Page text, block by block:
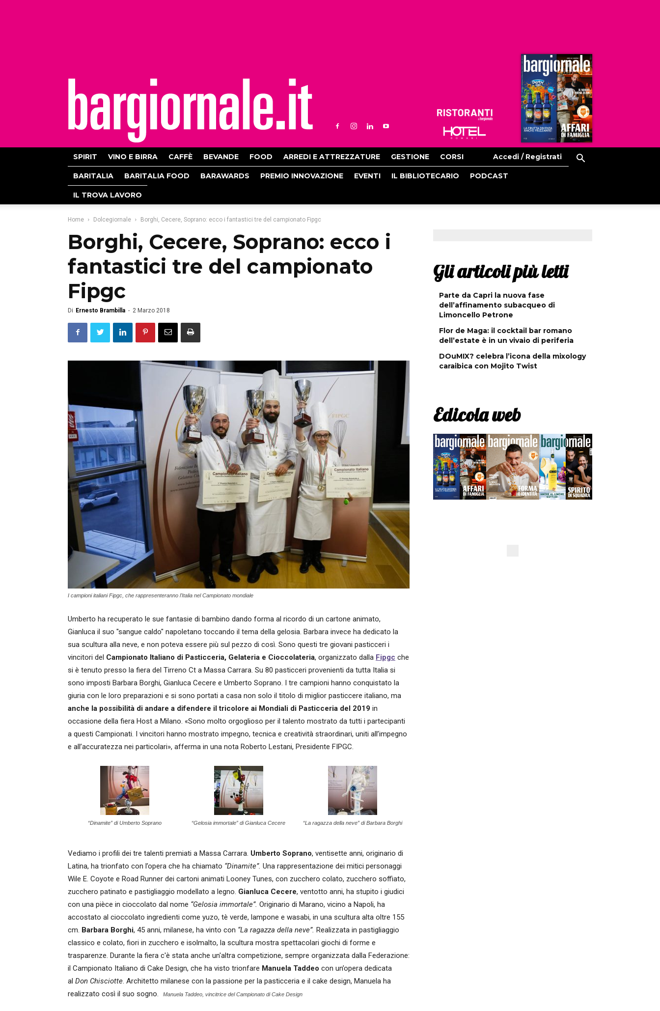
Ristoranti
Hoteldomani
SPIRIT VINO E BIRRA CAFFÈ BEVANDE FOOD ARREDI E ATTREZZATURE GESTIONE CORSI Accedi / Registrati
BARITALIA BARITALIA FOOD BARAWARDS PREMIO INNOVAZIONE EVENTI IL BIBLIOTECARIO PODCAST
IL TROVA LAVORO
Home Dolcegiornale Borghi, Cecere, Soprano: ecco i fantastici tre del campionato Fipgc
Borghi, Cecere, Soprano: ecco i
fantastici tre del campionato
Fipgc
Di Ernesto Brambilla - 2 Marzo 2018
I campioni italiani Fipgc, che rappresenteranno l'Italia nel Campionato mondiale
Umberto ha recuperato le sue fantasie di bambino dando forma al ricordo di un cartone animato,
Gianluca il suo "sangue caldo" napoletano toccando il tema della gelosia. Barbara invece ha dedicato la
sua scultura alla neve, e non poteva essere più sul pezzo di così. Sono questi tre giovani pasticceri i
vincitori del Campionato Italiano di Pasticceria, Gelateria e Cioccolateria, organizzato dalla Fipgc che
si è tenuto presso la fiera del Tirreno Ct a Massa Carrara. Su 80 pasticceri provenienti da tutta Italia si
sono imposti Barbara Borghi, Gianluca Cecere e Umberto Soprano. I tre campioni hanno conquistato la
giuria con le loro preparazioni e si sono portati a casa non solo il titolo di miglior pasticcere italiano, ma
anche la possibilità di andare a difendere il tricolore ai Mondiali di Pasticceria del 2019 in
occasione della fiera Host a Milano. «Sono molto orgoglioso per il talento mostrato da tutti i partecipanti
a questi Campionati. I vincitori hanno mostrato impegno, tecnica e creatività straordinari, uniti all’impegno
e all’accuratezza nei particolari», afferma in una nota Roberto Lestani, Presidente FIPGC.
“Dinamite” di Umberto Soprano “Gelosia immortale” di Gianluca Cecere “La ragazza della neve” di Barbara Borghi
Vediamo i profili dei tre talenti premiati a Massa Carrara. Umberto Soprano, ventisette anni, originario di
Latina, ha trionfato con l’opera che ha chiamato “Dinamite”. Una rappresentazione dei mitici personaggi
Wile E. Coyote e Road Runner dei cartoni animati Looney Tunes, con zucchero colato, zucchero soffiato,
zucchero patinato e pastigliaggio modellato a legno. Gianluca Cecere, ventotto anni, ha stupito i giudici
con una pièce in cioccolato dal nome “Gelosia immortale”. Originario di Marano, vicino a Napoli, ha
accostato al cioccolato ingredienti come yuzo, tè verde, lampone e wasabi, in una scultura alta oltre 155
cm. Barbara Borghi, 45 anni, milanese, ha vinto con “La ragazza della neve”. Realizzata in pastigliaggio
classico e colato, fiori in zucchero e isolmalto, la scultura mostra spettacolari giochi di forme e
trasparenze. Durante la fiera c'è stata anche un'altra competizione, sempre organizzata dalla Federazione:
il Campionato Italiano di Cake Design, che ha visto trionfare Manuela Taddeo con un’opera dedicata
al Don Chisciotte. Architetto milanese con la passione per la pasticceria e il cake design, Manuela ha
realizzato così il suo sogno.
Manuela Taddeo, vincitrice del Campionato di Cake Design
Gli articoli più letti
Parte da Capri la nuova fase
dell’affinamento subacqueo di
Limoncello Petrone
Flor de Maga: il cocktail bar romano
dell’estate è in un vivaio di periferia
DOuMIX? celebra l’icona della mixology
caraibica con Mojito Twist
Edicola web